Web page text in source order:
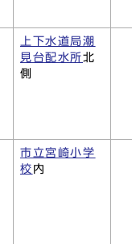
上下水道局潮
見台配水所北
側
市立宮崎小学
校 内